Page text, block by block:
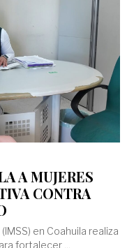
A MUJERES
CONTRA
en Coahuila realiza
fortalecer ...